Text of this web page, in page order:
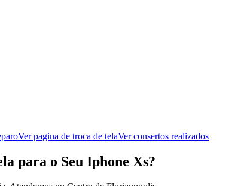
Ver pagina de troca de telaVer consertos realizados
para o Seu Iphone Xs?